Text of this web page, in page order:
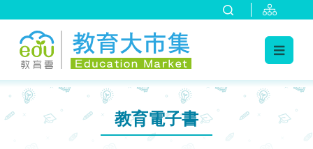
::: 教育電子書